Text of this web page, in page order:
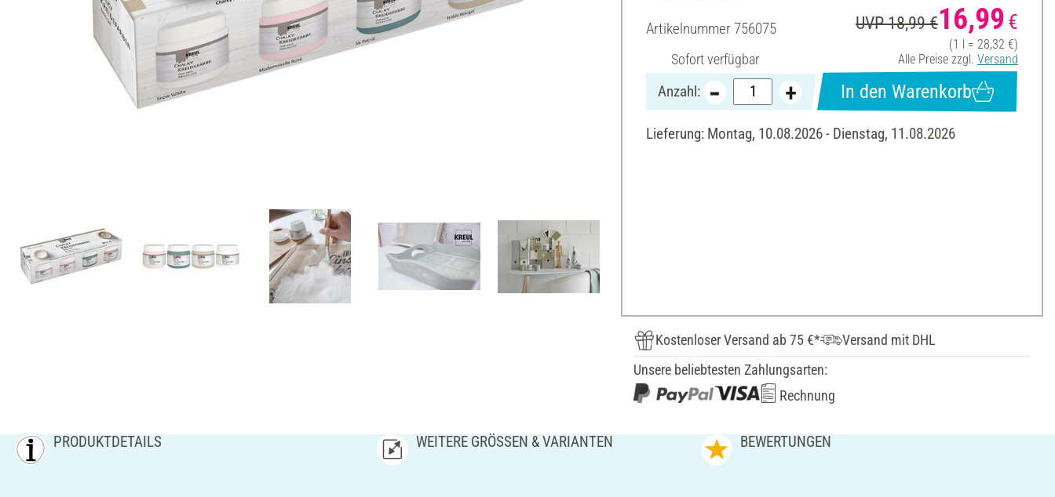
Artikelnummer756075
Sofort verfügbar
UVP 18,99 €16,99 €
(1 l = 28,32 €)
Alle Preise zzgl. Versand
Anzahl: In den Warenkorb
Lieferung: Montag, 10.08.2026 - Dienstag, 11.08.2026
Kostenloser Versand ab 75 €*
Versand mit DHL
Unsere beliebtesten Zahlungsarten:
Rechnung
PRODUKTDETAILS WEITERE GRÖSSEN & VARIANTEN BEWERTUNGEN